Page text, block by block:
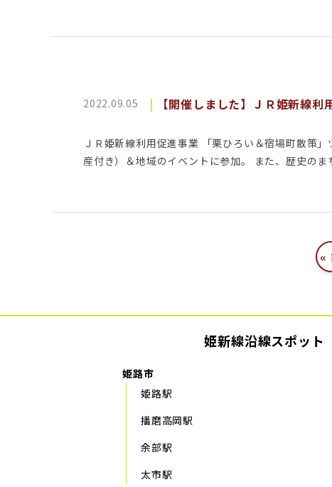
2022.09.05 【開催しました】ＪＲ姫新線
ＪＲ姫新線利用促進事業 「栗ひろい＆宿場町散策
産付き）＆地域のイベントに参加。 また、歴史の
«
姫新線沿線スポット
姫路市
姫路駅
播磨高岡駅
余部駅
太市駅